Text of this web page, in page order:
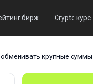
бирж Crypto курс
обменивать крупные